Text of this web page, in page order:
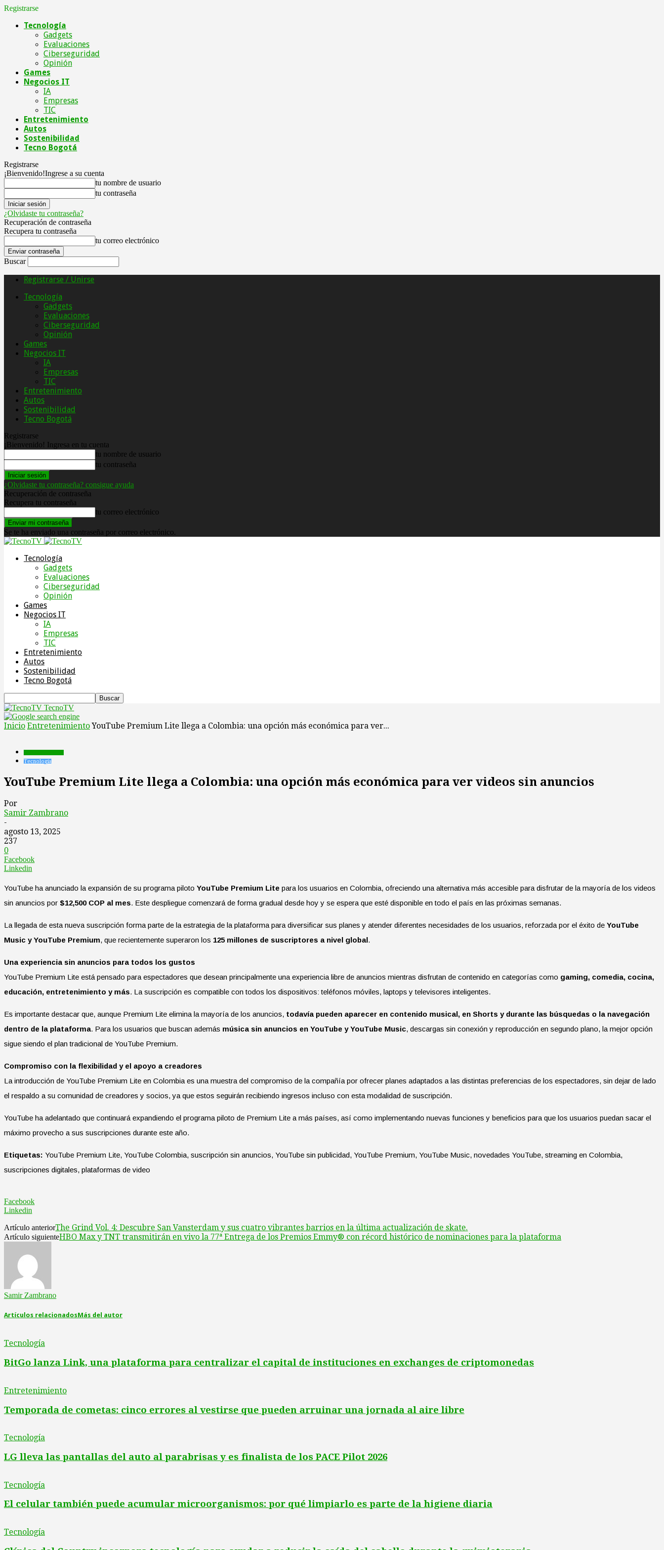
Registrarse
Tecnología
Gadgets
Evaluaciones
Ciberseguridad
Opinión
Games
Negocios IT
IA
Empresas
TIC
Entretenimiento
Autos
Sostenibilidad
Tecno Bogotá
Registrarse
¡Bienvenido!Ingrese a su cuenta
tu nombre de usuario
tu contraseña
¿Olvidaste tu contraseña?
Recuperación de contraseña
Recupera tu contraseña
tu correo electrónico
Buscar
Registrarse / Unirse
Tecnología
Gadgets
Evaluaciones
Ciberseguridad
Opinión
Games
Negocios IT
IA
Empresas
TIC
Entretenimiento
Autos
Sostenibilidad
Tecno Bogotá
Registrarse
¡Bienvenido! Ingresa en tu cuenta
tu nombre de usuario
tu contraseña
¿Olvidaste tu contraseña? consigue ayuda
Recuperación de contraseña
Recupera tu contraseña
tu correo electrónico
Se te ha enviado una contraseña por correo electrónico.
Tecnología
Gadgets
Evaluaciones
Ciberseguridad
Opinión
Games
Negocios IT
IA
Empresas
TIC
Entretenimiento
Autos
Sostenibilidad
Tecno Bogotá
TecnoTV
Inicio Entretenimiento YouTube Premium Lite llega a Colombia: una opción más económica para ver...
Tecnología
YouTube Premium Lite llega a Colombia: una opción más económica para ver videos sin anuncios
Por
Samir Zambrano
-
agosto 13, 2025
237
0
Facebook
Linkedin
YouTube ha anunciado la expansión de su programa piloto YouTube Premium Lite para los usuarios en Colombia, ofreciendo una alternativa más accesible para disfrutar de la mayoría de los videos
sin anuncios por $12,500 COP al mes. Este despliegue comenzará de forma gradual desde hoy y se espera que esté disponible en todo el país en las próximas semanas.
La llegada de esta nueva suscripción forma parte de la estrategia de la plataforma para diversificar sus planes y atender diferentes necesidades de los usuarios, reforzada por el éxito de YouTube
Music y YouTube Premium, que recientemente superaron los 125 millones de suscriptores a nivel global.
Una experiencia sin anuncios para todos los gustos
YouTube Premium Lite está pensado para espectadores que desean principalmente una experiencia libre de anuncios mientras disfrutan de contenido en categorías como gaming, comedia, cocina,
educación, entretenimiento y más. La suscripción es compatible con todos los dispositivos: teléfonos móviles, laptops y televisores inteligentes.
Es importante destacar que, aunque Premium Lite elimina la mayoría de los anuncios, todavía pueden aparecer en contenido musical, en Shorts y durante las búsquedas o la navegación
dentro de la plataforma. Para los usuarios que buscan además música sin anuncios en YouTube y YouTube Music, descargas sin conexión y reproducción en segundo plano, la mejor opción
sigue siendo el plan tradicional de YouTube Premium.
Compromiso con la flexibilidad y el apoyo a creadores
La introducción de YouTube Premium Lite en Colombia es una muestra del compromiso de la compañía por ofrecer planes adaptados a las distintas preferencias de los espectadores, sin dejar de lado
el respaldo a su comunidad de creadores y socios, ya que estos seguirán recibiendo ingresos incluso con esta modalidad de suscripción.
YouTube ha adelantado que continuará expandiendo el programa piloto de Premium Lite a más países, así como implementando nuevas funciones y beneficios para que los usuarios puedan sacar el
máximo provecho a sus suscripciones durante este año.
Etiquetas: YouTube Premium Lite, YouTube Colombia, suscripción sin anuncios, YouTube sin publicidad, YouTube Premium, YouTube Music, novedades YouTube, streaming en Colombia,
suscripciones digitales, plataformas de video
Facebook
Linkedin
Artículo anteriorThe Grind Vol. 4: Descubre San Vansterdam y sus cuatro vibrantes barrios en la última actualización de skate.
Artículo siguienteHBO Max y TNT transmitirán en vivo la 77ª Entrega de los Premios Emmy® con récord histórico de nominaciones para la plataforma
Samir Zambrano
Artículos relacionadosMás del autor
Tecnología
BitGo lanza Link, una plataforma para centralizar el capital de instituciones en exchanges de criptomonedas
Entretenimiento
Temporada de cometas: cinco errores al vestirse que pueden arruinar una jornada al aire libre
Tecnología
LG lleva las pantallas del auto al parabrisas y es finalista de los PACE Pilot 2026
Tecnología
El celular también puede acumular microorganismos: por qué limpiarlo es parte de la higiene diaria
Tecnología